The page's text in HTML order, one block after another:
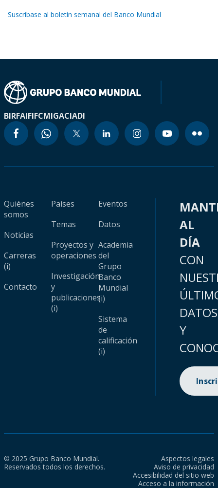
Suscríbase al boletín semanal del Banco Mundial
BIRFAIFIFCMIGACIADI
Quiénes
somos
Noticias
Carreras
(i)
Contacto
Países
Temas
Proyectos y
operaciones
Investigación
y
publicaciones
(i)
Eventos
Datos
Academia
del
Grupo
Banco
Mundial
(i)
Sistema
de
calificación
(i)
AL
DÍA
CON
DATOS
Y
© 2025 Grupo Banco Mundial.
Reservados todos los derechos.
Aspectos legales
Aviso de privacidad
Accesibilidad del sitio web
Acceso a la información